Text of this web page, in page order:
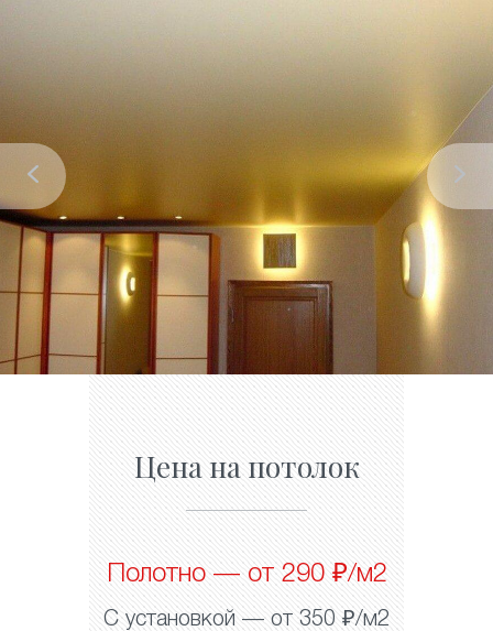
Цена на потолок
Полотно — от 290 ₽/м2
С установкой — от 350 ₽/м2